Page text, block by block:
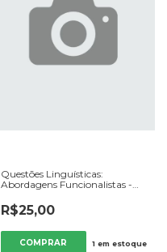
Questões Linguísticas:
Abordagens Funcionalistas -
da Rocha e Luiz Franscisco Dias
(orgs) (2014) [usado]
R$25,00
1 em estoque